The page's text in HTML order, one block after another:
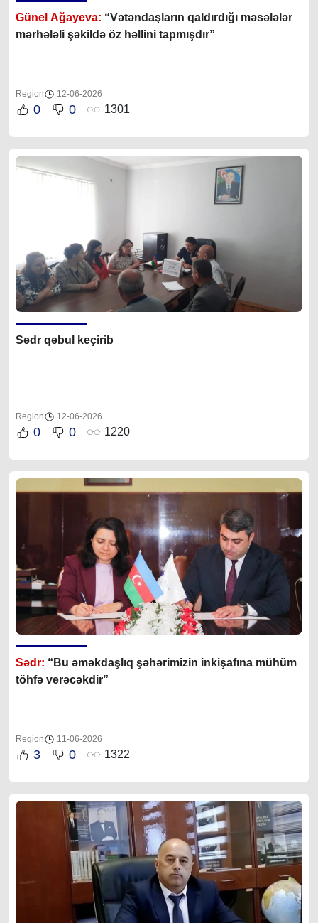
Günel Ağayeva: “Vətəndaşların qaldırdığı məsələlər
mərhələli şəkildə öz həllini tapmışdır”
Region 12-06-2026
0 0 1301
Sədr qəbul keçirib
Region 12-06-2026
0 0 1220
Sədr: “Bu əməkdaşlıq şəhərimizin inkişafına mühüm
töhfə verəcəkdir”
Region 11-06-2026
3 0 1322